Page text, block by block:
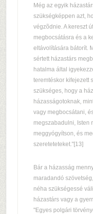
Még az egyik
szükségképpen azt,
végzõdnie. A kereszt
megbocsátásra és a
eltávolítására bátorít.
sértett házastárs
hatalma által
teremtéskor kifejezett
szükséges, hogy a
házasságotoknak,
vagy megbocsátani,
megszabadulni, Isten
meggyógyítson, és
szereteteteket."[13]
Bár a házasság
maradandó
néha szükségessé
házastárs vagy a
"Egyes polgári